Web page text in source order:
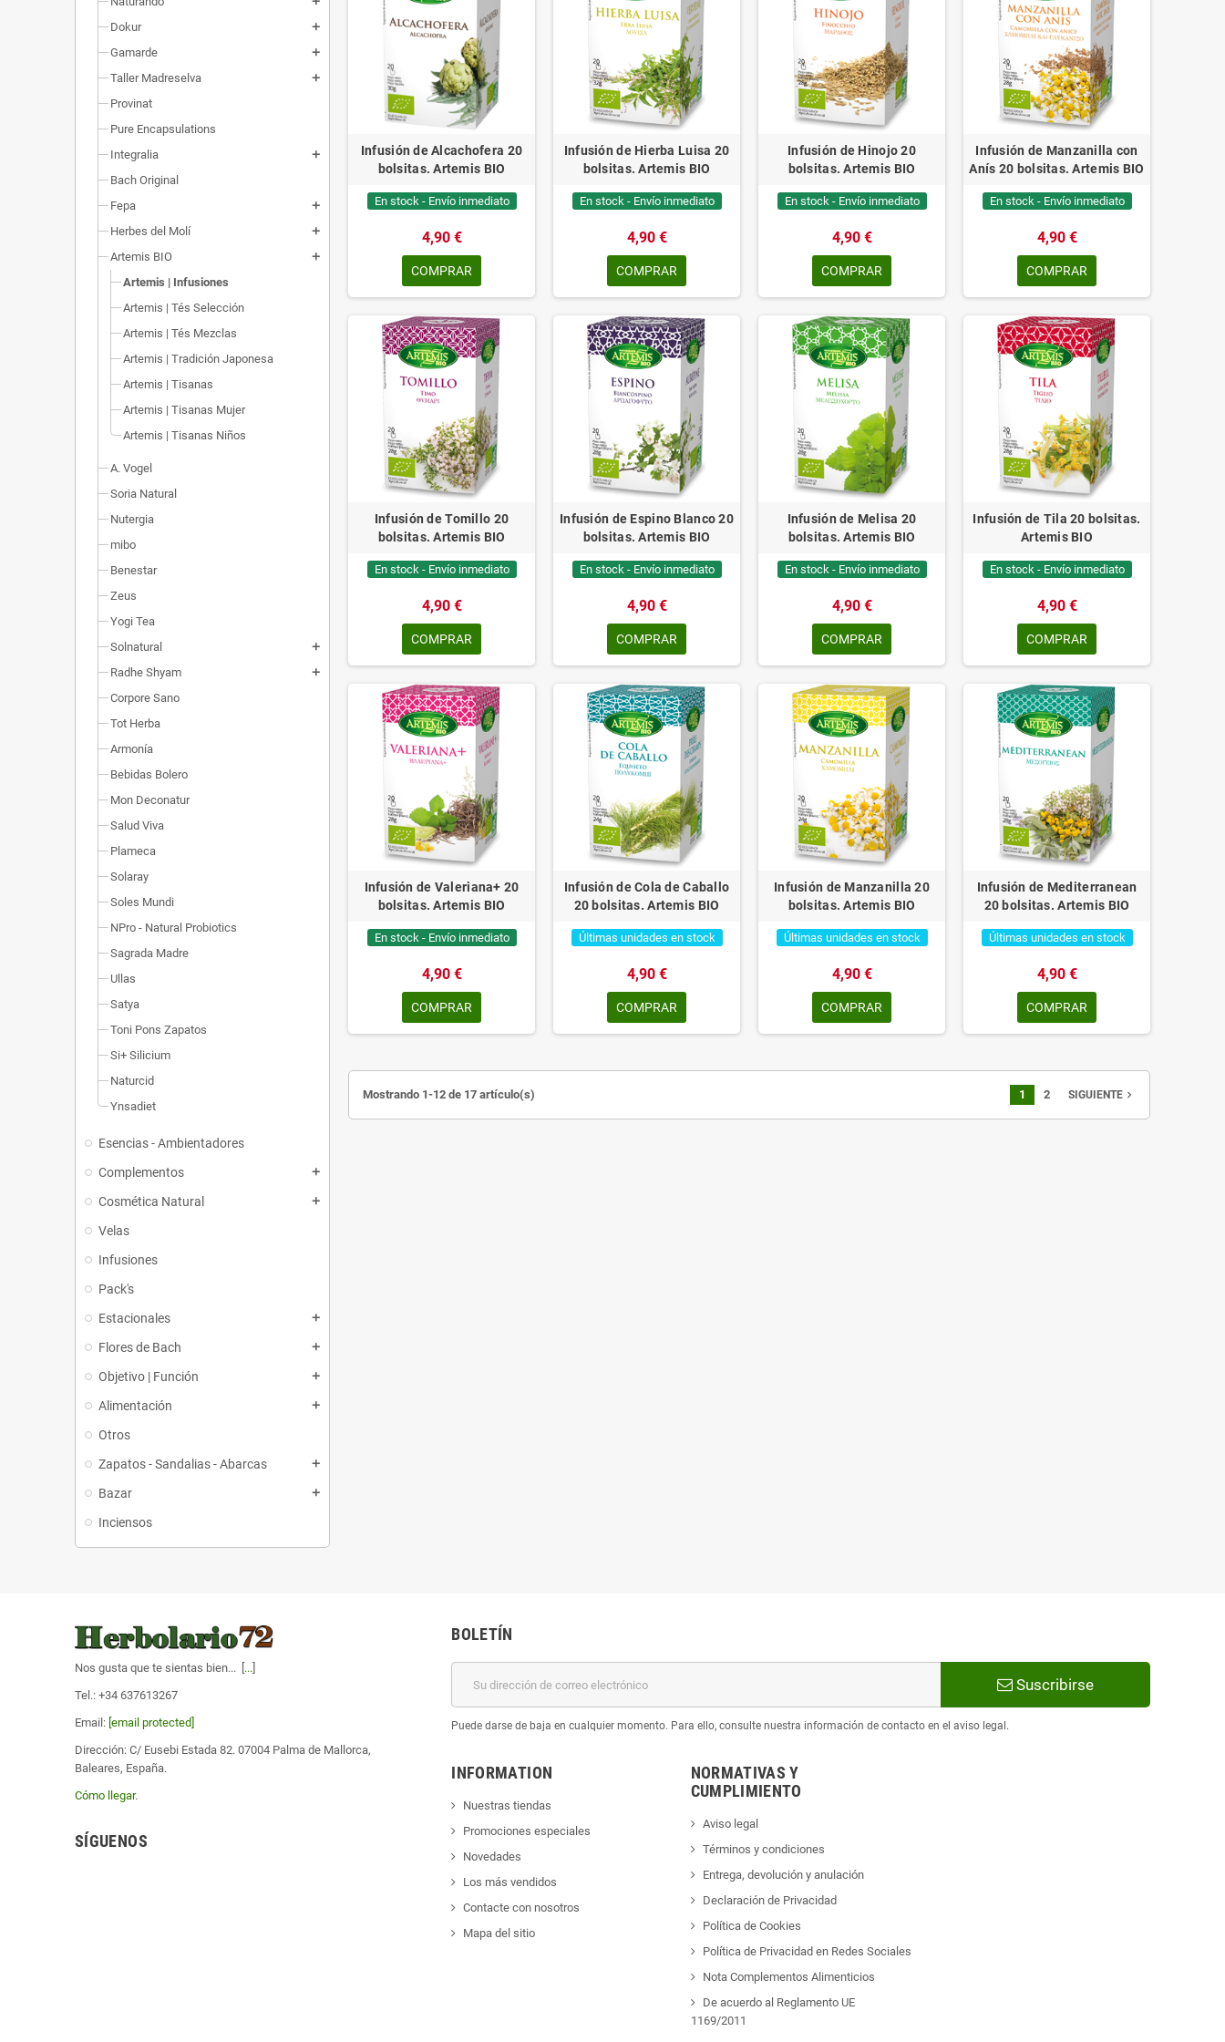
Dokur add
Gamarde add
Taller Madreselva add
Provinat
Pure Encapsulations
Integralia
add
Bach Original
Fepa
add
Herbes del Molí add
Artemis BIO add
Artemis | Infusiones
Artemis | Tés Selección
Artemis | Tés Mezclas
Artemis | Tradición Japonesa
Artemis | Tisanas
Artemis | Tisanas Mujer
Artemis | Tisanas Niños
A. Vogel
Soria Natural
Nutergia
mibo
Benestar
Zeus
Yogi Tea
Solnatural
add
Radhe Shyam add
Corpore Sano
Tot Herba
Armonía
Bebidas Bolero
Mon Deconatur
Salud Viva
Plameca
Solaray
Soles Mundi
NPro - Natural Probiotics
Sagrada Madre
Ullas
Satya
Toni Pons Zapatos
Si+ Silicium
Naturcid
Ynsadiet
Esencias - Ambientadores
Complementos
add
Cosmética Natural add
Velas
Infusiones
Pack's
Estacionales
add
Flores de Bach add
Objetivo | Función add
Alimentación add
Otros
Zapatos - Sandalias - Abarcas
add
Bazar add
Inciensos
Infusión de Alcachofera 20
bolsitas. Artemis BIO
En stock - Envío inmediato
4,90 €
COMPRAR
Infusión de Hierba Luisa 20
bolsitas. Artemis BIO
En stock - Envío inmediato
4,90 €
COMPRAR
Infusión de Hinojo 20
bolsitas. Artemis BIO
En stock - Envío inmediato
4,90 €
COMPRAR
Infusión de Manzanilla con
Anís 20 bolsitas. Artemis BIO
En stock - Envío inmediato
4,90 €
COMPRAR
Infusión de Tomillo 20
bolsitas. Artemis BIO
En stock - Envío inmediato
4,90 €
COMPRAR
Infusión de Espino Blanco 20
bolsitas. Artemis BIO
En stock - Envío inmediato
4,90 €
COMPRAR
Infusión de Melisa 20
bolsitas. Artemis BIO
En stock - Envío inmediato
4,90 €
COMPRAR
Infusión de Tila 20 bolsitas.
Artemis BIO
En stock - Envío inmediato
4,90 €
COMPRAR
Infusión de Valeriana+ 20
bolsitas. Artemis BIO
En stock - Envío inmediato
4,90 €
COMPRAR
Infusión de Cola de Caballo
20 bolsitas. Artemis BIO
Últimas unidades en stock
4,90 €
COMPRAR
Infusión de Manzanilla 20
bolsitas. Artemis BIO
Últimas unidades en stock
4,90 €
COMPRAR
Infusión de Mediterranean
20 bolsitas. Artemis BIO
Últimas unidades en stock
4,90 €
COMPRAR
Mostrando 1-12 de 17 artículo(s) 1 2 SIGUIENTEnavigate_next
Nos gusta que te sientas bien... [ ...
Tel.: +34 637613267
Email: [email protected]
Dirección: C/ Eusebi Estada 82. 07004 Palma de Mallorca,
Baleares, España.
Cómo llegar.
SÍGUENOS
BOLETÍN
Suscribirse
Puede darse de baja en cualquier momento. Para ello, consulte nuestra información de contacto en el aviso legal.
INFORMATION
Nuestras tiendas
Promociones especiales
Novedades
Los más vendidos
Contacte con nosotros
Mapa del sitio
NORMATIVAS Y
CUMPLIMIENTO
Aviso legal
Términos y condiciones
Entrega, devolución y anulación
Declaración de Privacidad
Política de Cookies
Política de Privacidad en Redes Sociales
Nota Complementos Alimenticios
De acuerdo al Reglamento UE
1169/2011